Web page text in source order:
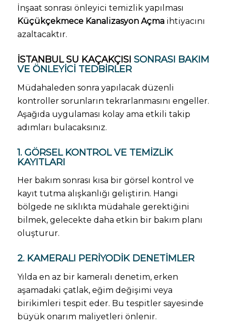
İnşaat sonrası önleyici temizlik yapılması
Küçükçekmece Kanalizasyon Açmaihtiyacını
azaltacaktır.
İSTANBUL SU KAÇAKÇISI SONRASI BAKIM
VE ÖNLEYICI TEDBIRLER
Müdahaleden sonra yapılacak düzenli
kontroller sorunların tekrarlanmasını engeller.
Aşağıda uygulaması kolay ama etkili takip
adımları bulacaksınız.
1. GÖRSEL KONTROL VE TEMIZLIK
KAYITLARI
Her bakım sonrası kısa bir görsel kontrol ve
kayıt tutma alışkanlığı geliştirin. Hangi
bölgede ne sıklıkta müdahale gerektiğini
bilmek, gelecekte daha etkin bir bakım planı
oluşturur.
2. KAMERALI PERIYODIK DENETIMLER
Yılda en az bir kameralı denetim, erken
aşamadaki çatlak, eğim değişimi veya
birikimleri tespit eder. Bu tespitler sayesinde
büyük onarım maliyetleri önlenir.